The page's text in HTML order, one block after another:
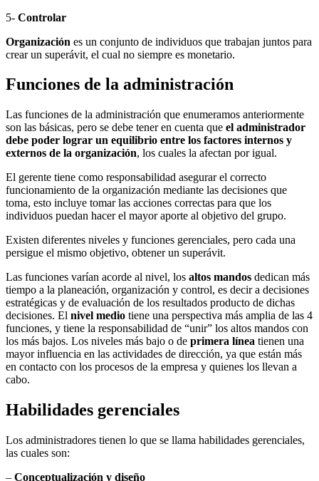
5- Controlar
Organización es un conjunto de individuos que trabajan juntos para
crear un superávit, el cual no siempre es monetario.
Funciones de la administración
Las funciones de la administración que enumeramos anteriormente
son las básicas, pero se debe tener en cuenta que el administrador
debe poder lograr un equilibrio entre los factores internos y
externos de la organización, los cuales la afectan por igual.
El gerente tiene como responsabilidad asegurar el correcto
funcionamiento de la organización mediante las decisiones que
toma, esto incluye tomar las acciones correctas para que los
individuos puedan hacer el mayor aporte al objetivo del grupo.
Existen diferentes niveles y funciones gerenciales, pero cada una
persigue el mismo objetivo, obtener un superávit.
Las funciones varían acorde al nivel, los altos mandos dedican más
tiempo a la planeación, organización y control, es decir a decisiones
estratégicas y de evaluación de los resultados producto de dichas
decisiones. El nivel medio tiene una perspectiva más amplia de las 4
funciones, y tiene la responsabilidad de “unir” los altos mandos con
los más bajos. Los niveles más bajo o de primera línea tienen una
mayor influencia en las actividades de dirección, ya que están más
en contacto con los procesos de la empresa y quienes los llevan a
cabo.
Habilidades gerenciales
Los administradores tienen lo que se llama habilidades gerenciales,
las cuales son:
– Conceptualización y diseño